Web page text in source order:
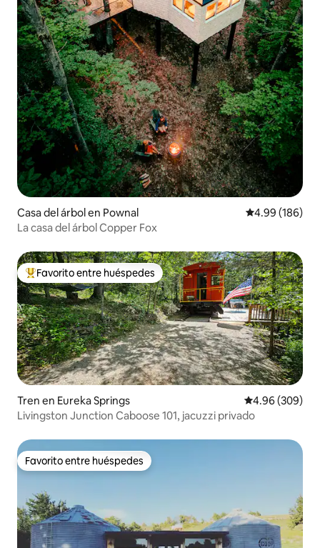
Casa del árbol en Pownal Calificación
4.99 (186)
La casa del árbol Copper Fox
Favorito entre huéspedes preferido
Favorito entre huéspedes
Tren en Eureka Springs Calificación
4.96 (309)
Livingston Junction Caboose 101, jacuzzi privado
Favorito entre huéspedes
Favorito entre huéspedes